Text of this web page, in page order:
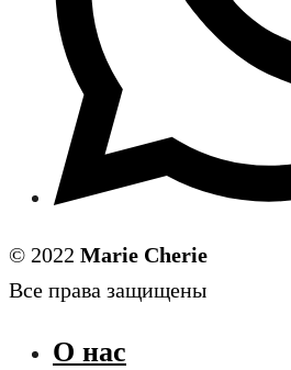
© 2022 Marie Cherie
Все права защищены
О нас